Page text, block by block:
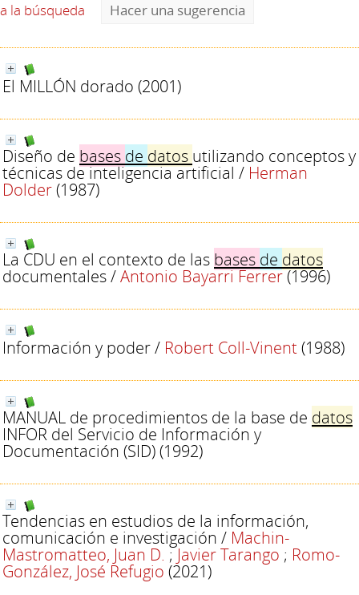
a la búsqueda
Hacer una sugerencia
El MILLÓN dorado (2001)
Diseño de bases de datos utilizando conceptos y
técnicas de inteligencia artificial / Herman
Dolder(1987)
La CDU en el contexto de las bases de datos
documentales/Antonio Bayarri Ferrer(1996)
Información y poder/ Robert Coll-Vinent(1988)
MANUAL de procedimientos de la base de datos
INFOR del Servicio de Información y
Documentación (SID)(1992)
Tendencias en estudios de la información,
comunicación e investigación / Machin-
Mastromatteo, Juan D. ;Javier Tarango ; Romo-
González, José Refugio (2021)